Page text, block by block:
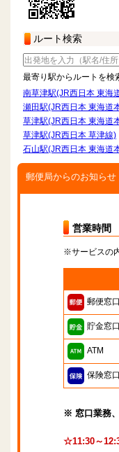
ルート検索
最寄り駅からルートを検
南草津駅(JR西日本 東海
瀬田駅(JR西日本 東海道
草津駅(JR西日本 東海道
草津駅(JR西日本 草津線)
石山駅(JR西日本 東海道
郵便局からのお知らせ
営業時間
※サービスの
郵便窓口
貯金窓口
ATM
保険窓口
※ 窓口業務
☆11:30～